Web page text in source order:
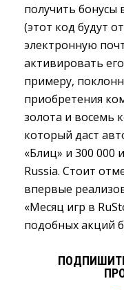
получить бонусы
(этот код будут
электронную
активировать
примеру,
приобретения
золота и восемь
который даст
«Блиц» и 300 000
Russia. Стоит
впервые
«Месяц игр в
подобных акций